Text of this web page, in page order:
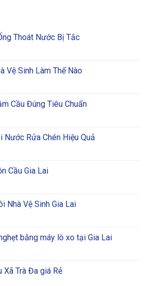
Thoát Nước Bị Tắc
Vệ Sinh Làm Thế Nào
Cầu Đúng Tiêu Chuẩn
Nước Rửa Chén Hiệu Quả
Cầu Gia Lai
Nhà Vệ Sinh Gia Lai
bằng máy lò xo tại Gia Lai
Xã Trà Đa giá Rẻ